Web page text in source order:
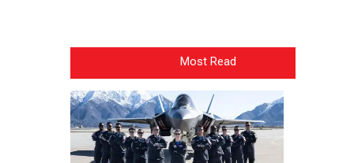
Most Read